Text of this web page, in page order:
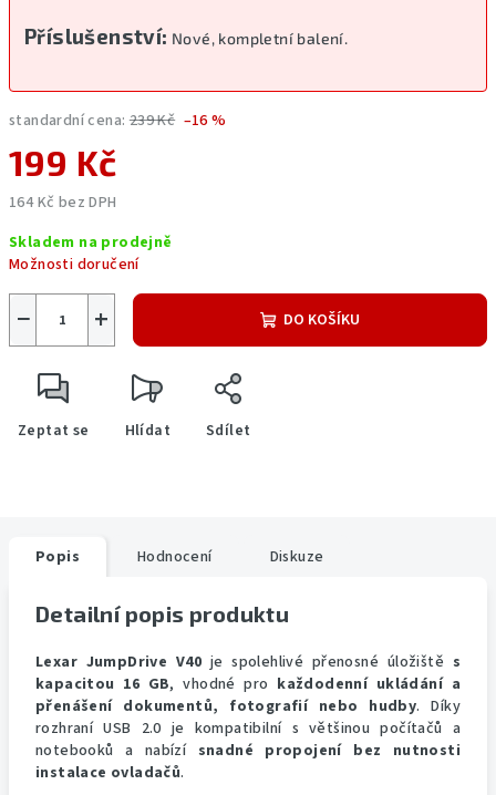
Příslušenství: Nové, kompletní balení.
standardní cena: 239 Kč –16 %
199 Kč
164 Kč bez DPH
cena:
Skladem na prodejně
Možnosti doručení
+
− DO KOŠÍKU
Zeptat se Hlídat Sdílet
Popis Hodnocení Diskuze
Detailní popis produktu
Lexar JumpDrive V40 je spolehlivé přenosné úložiště s
kapacitou 16 GB, vhodné pro každodenní ukládání a
přenášení dokumentů, fotografií nebo hudby. Díky
rozhraní USB 2.0 je kompatibilní s většinou počítačů a
notebooků a nabízí snadné propojení bez nutnosti
instalace ovladačů.